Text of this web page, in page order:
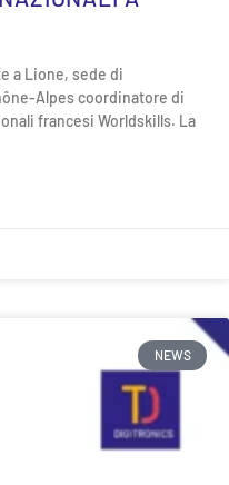
a Lione, sede di
Alpes coordinatore di
francesi Worldskills. La
NEWS